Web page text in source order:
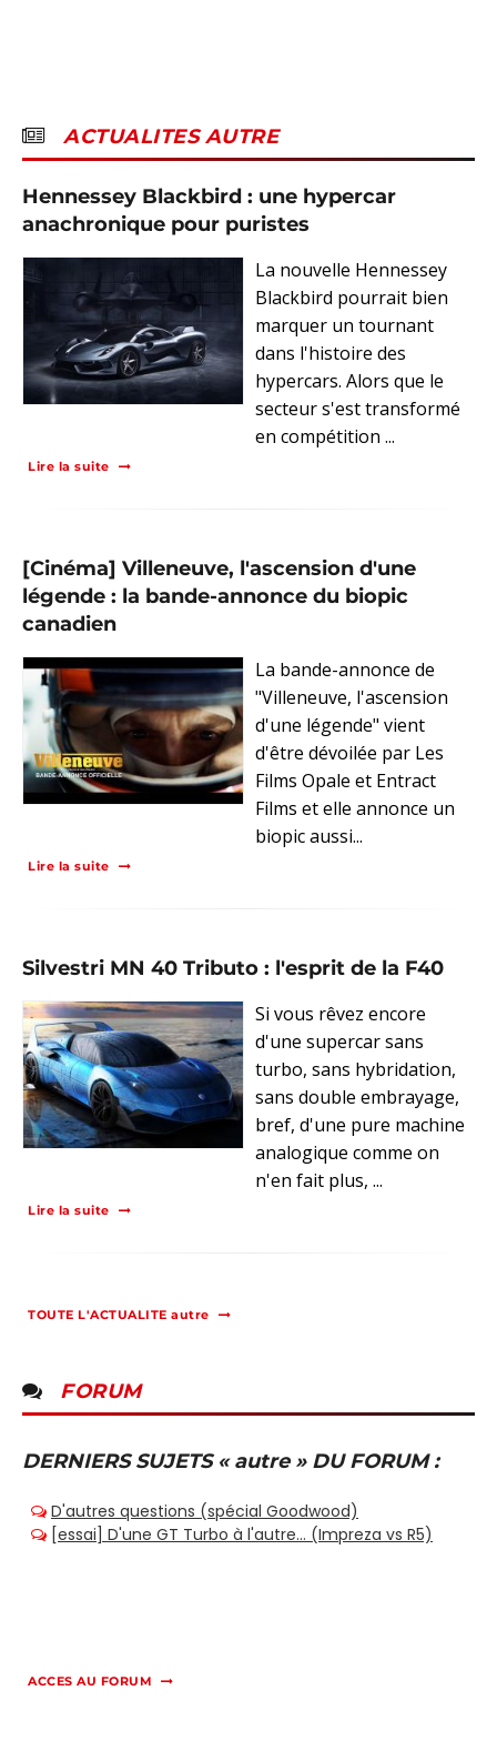
ACTUALITES AUTRE
Hennessey Blackbird : une hypercar
anachronique pour puristes
La nouvelle Hennessey
Blackbird pourrait bien
marquer un tournant
dans l'histoire des
hypercars. Alors que le
secteur s'est transformé
en compétition ...
Lire la suite
[Cinéma] Villeneuve, l'ascension d'une
légende : la bande-annonce du biopic
canadien
La bande-annonce de
"Villeneuve, l'ascension
d'une légende" vient
d'être dévoilée par Les
Films Opale et Entract
Films et elle annonce un
biopic aussi...
Lire la suite
Silvestri MN 40 Tributo : l'esprit de la F40
Si vous rêvez encore
d'une supercar sans
turbo, sans hybridation,
sans double embrayage,
bref, d'une pure machine
analogique comme on
n'en fait plus, ...
Lire la suite
TOUTE L'ACTUALITE autre
FORUM
DERNIERS SUJETS « autre » DU FORUM :
ACCES AU FORUM